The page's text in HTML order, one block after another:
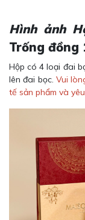
Hình ảnh
Trống đồng
Hộp có 4 loại đai
lên đai bọc.Vui
tế sản phẩm và